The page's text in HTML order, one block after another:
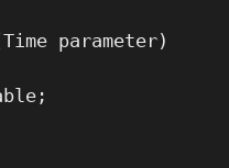
parameter)